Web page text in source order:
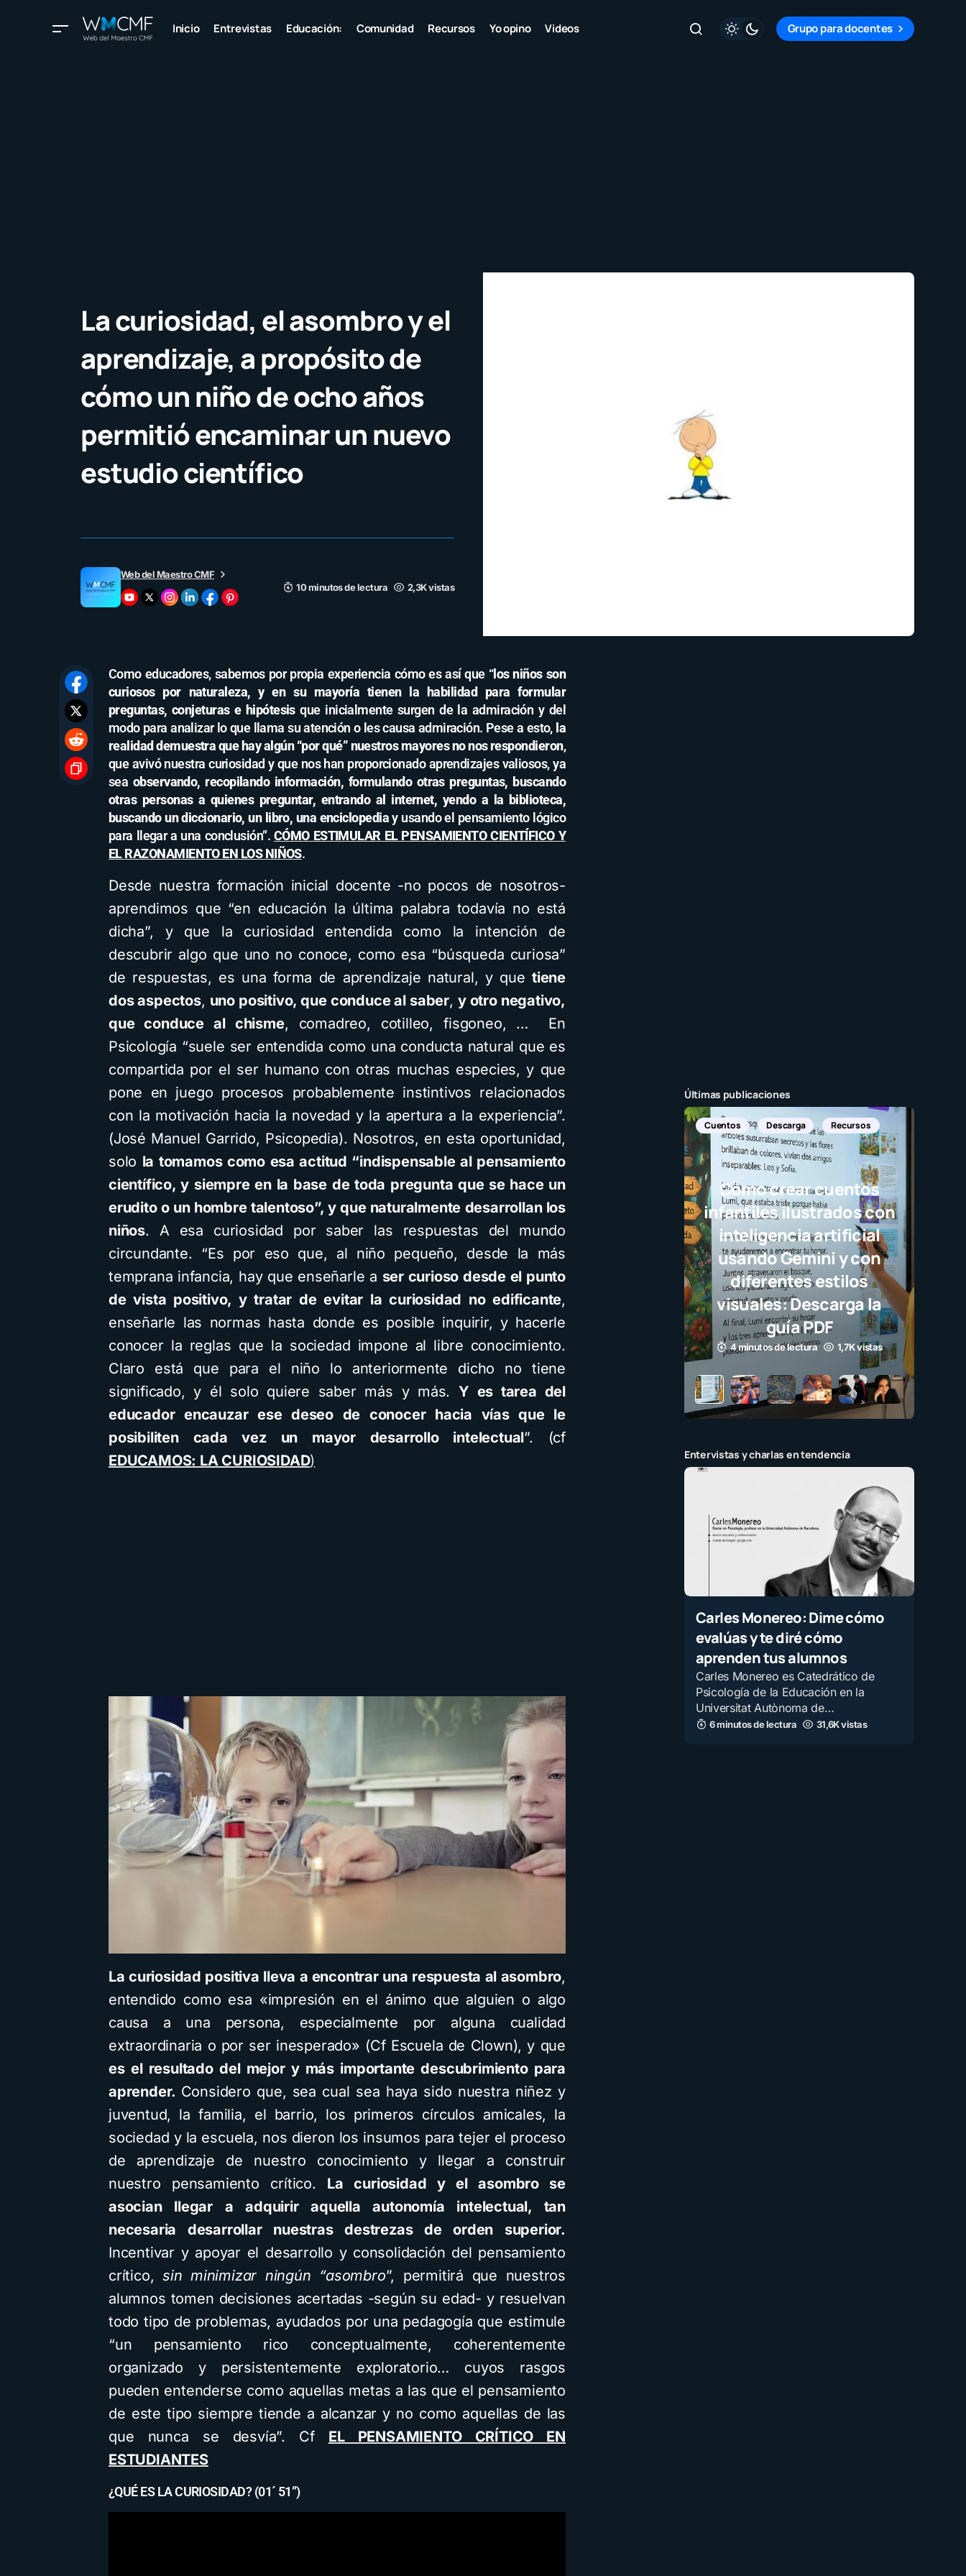
Inicio Entrevistas Educación: Comunidad Recursos Yo opino Videos Grupo para docentes
La curiosidad, el asombro y el
aprendizaje, a propósito de
cómo un niño de ocho años
permitió encaminar un nuevo
estudio científico
Web del Maestro CMF
10 minutos de lectura
2,3K vistas
Como educadores, sabemos por propia experiencia cómo es así que “los niños son
curiosos por naturaleza, y en su mayoría tienen la habilidad para formular
preguntas, conjeturas e hipótesisque inicialmente surgen de la admiración y del
modo para analizar lo que llama su atención o les causa admiración. Pese a esto, la
realidad demuestra que hay algún “por qué” nuestros mayores no nos respondieron,
que avivó nuestra curiosidad y que nos han proporcionado aprendizajes valiosos, ya
sea observando, recopilando información, formulando otras preguntas, buscando
otras personas a quienes preguntar, entrando al internet, yendo a la biblioteca,
buscando un diccionario, un libro, una enciclopediay usando el pensamiento lógico
para llegar a una conclusión”. CÓMO ESTIMULAR EL PENSAMIENTO CIENTÍFICO Y
EL RAZONAMIENTO EN LOS NIÑOS.
Desde nuestra formación inicial docente -no pocos de nosotros-
aprendimos que “en educación la última palabra todavía no está
dicha”, y que la curiosidad entendida como la intención de
descubrir algo que uno no conoce, como esa “búsqueda curiosa”
de respuestas, es una forma de aprendizaje natural, y que tiene
dos aspectos, uno positivo, que conduce al saber, y otro negativo,
que conduce al chisme, comadreo, cotilleo, fisgoneo, … En
Psicología “suele ser entendida como una conducta natural que es
compartida por el ser humano con otras muchas especies, y que
pone en juego procesos probablemente instintivos relacionados
con la motivación hacia la novedad y la apertura a la experiencia”.
(José Manuel Garrido, Psicopedia). Nosotros, en esta oportunidad,
solo la tomamos como esa actitud “indispensable al pensamiento
científico, y siempre en la base de toda pregunta que se hace un
erudito o un hombre talentoso”, y que naturalmente desarrollan los
niños. A esa curiosidad por saber las respuestas del mundo
circundante. “Es por eso que, al niño pequeño, desde la más
temprana infancia, hay que enseñarle a ser curioso desde el punto
de vista positivo, y tratar de evitar la curiosidad no edificante,
enseñarle las normas hasta donde es posible inquirir, y hacerle
conocer la reglas que la sociedad impone al libre conocimiento.
Claro está que para el niño lo anteriormente dicho no tiene
significado, y él solo quiere saber más y más. Y es tarea del
educador encauzar ese deseo de conocer hacia vías que le
posibiliten cada vez un mayor desarrollo intelectual”. (cf
EDUCAMOS: LA CURIOSIDAD)
La curiosidad positiva lleva a encontrar una respuesta al asombro,
entendido como esa «impresión en el ánimo que alguien o algo
causa a una persona, especialmente por alguna cualidad
extraordinaria o por ser inesperado» (Cf Escuela de Clown), y que
es el resultado del mejor y más importante descubrimiento para
aprender. Considero que, sea cual sea haya sido nuestra niñez y
juventud, la familia, el barrio, los primeros círculos amicales, la
sociedad y la escuela, nos dieron los insumos para tejer el proceso
de aprendizaje de nuestro conocimiento y llegar a construir
nuestro pensamiento crítico. La curiosidad y el asombro se
asocian llegar a adquirir aquella autonomía intelectual, tan
necesaria desarrollar nuestras destrezas de orden superior.
Incentivar y apoyar el desarrollo y consolidación del pensamiento
crítico, sin minimizar ningún “asombro”, permitirá que nuestros
alumnos tomen decisiones acertadas -según su edad- y resuelvan
todo tipo de problemas, ayudados por una pedagogía que estimule
“un pensamiento rico conceptualmente, coherentemente
organizado y persistentemente exploratorio… cuyos rasgos
pueden entenderse como aquellas metas a las que el pensamiento
de este tipo siempre tiende a alcanzar y no como aquellas de las
que nunca se desvía”. Cf EL PENSAMIENTO CRÍTICO EN
ESTUDIANTES
¿QUÉ ES LA CURIOSIDAD? (01´ 51”)
Últimas publicaciones
Cuentos Descarga Recursos
Cómo crear cuentos
infantiles ilustrados con
inteligencia artificial
usando Gemini y con
diferentes estilos
visuales: Descarga la
guía PDF
4 minutos de lectura 1,7K vistas
Entervistas y charlas en tendencia
Carles Monereo: Dime cómo
evalúas y te diré cómo
aprenden tus alumnos
Carles Monereo es Catedrático de
Psicología de la Educación en la
Universitat Autònoma de…
6 minutos de lectura 31,6K vistas